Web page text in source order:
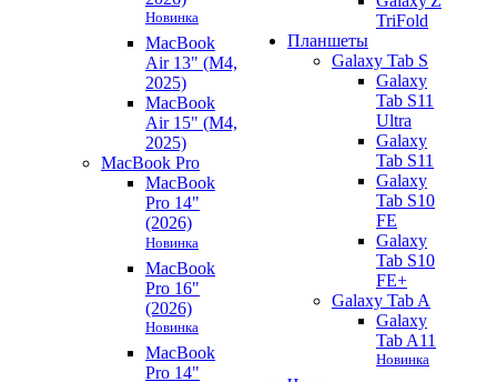
Новинка
MacBook
Air 13" (M4,
2025)
MacBook
Air 15" (M4,
2025)
MacBook Pro
MacBook
Pro 14"
(2026)
Новинка
MacBook
Pro 16"
(2026)
Новинка
MacBook
Pro 14"
TriFold
Планшеты
Galaxy Tab S
Galaxy
Tab S11
Ultra
Galaxy
Tab S11
Galaxy
Tab S10
FE
Galaxy
Tab S10
FE+
Galaxy Tab A
Galaxy
Tab A11
Новинка